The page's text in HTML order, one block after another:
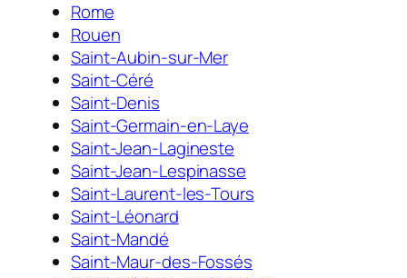
Rome
Rouen
Saint-Aubin-sur-Mer
Saint-Céré
Saint-Denis
Saint-Germain-en-Laye
Saint-Jean-Lagineste
Saint-Jean-Lespinasse
Saint-Laurent-les-Tours
Saint-Léonard
Saint-Mandé
Saint-Maur-des-Fossés